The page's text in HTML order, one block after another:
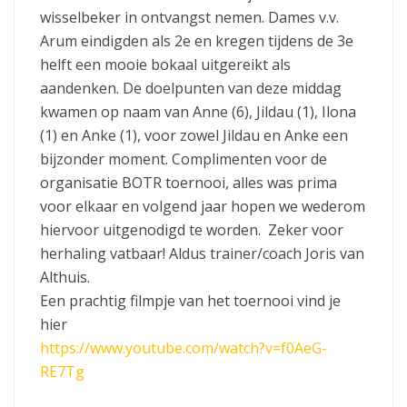
wisselbeker in ontvangst nemen. Dames v.v.
Arum eindigden als 2e en kregen tijdens de 3e
helft een mooie bokaal uitgereikt als
aandenken. De doelpunten van deze middag
kwamen op naam van Anne (6), Jildau (1), Ilona
(1) en Anke (1), voor zowel Jildau en Anke een
bijzonder moment. Complimenten voor de
organisatie BOTR toernooi, alles was prima
voor elkaar en volgend jaar hopen we wederom
hiervoor uitgenodigd te worden. Zeker voor
herhaling vatbaar! Aldus trainer/coach Joris van
Althuis.
Een prachtig filmpje van het toernooi vind je
hier
https://www.youtube.com/watch?v=f0AeG-
RE7Tg